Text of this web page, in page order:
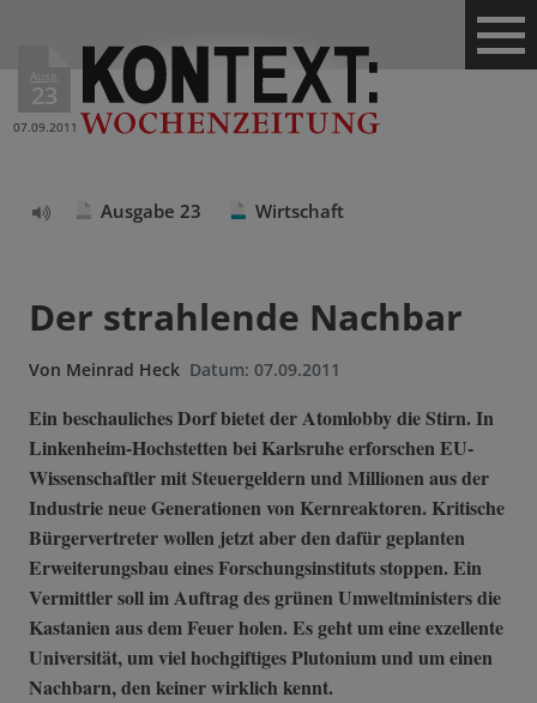
Ausg.
23
07.09.2011
Ausgabe 23 Wirtschaft
Der strahlende Nachbar
Von Meinrad Heck Datum: 07.09.2011
Ein beschauliches Dorf bietet der Atomlobby die Stirn. In
Linkenheim-Hochstetten bei Karlsruhe erforschen EU-
Wissenschaftler mit Steuergeldern und Millionen aus der
Industrie neue Generationen von Kernreaktoren. Kritische
Bürgervertreter wollen jetzt aber den dafür geplanten
Erweiterungsbau eines Forschungsinstituts stoppen. Ein
Vermittler soll im Auftrag des grünen Umweltministers die
Kastanien aus dem Feuer holen. Es geht um eine exzellente
Universität, um viel hochgiftiges Plutonium und um einen
Nachbarn, den keiner wirklich kennt.